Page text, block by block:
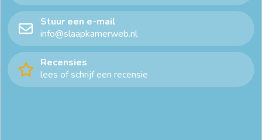
Stuur een e-mail
info@slaapkamerweb.nl
Recensies
lees of schrijf een recensie